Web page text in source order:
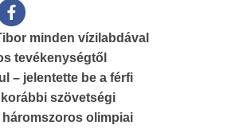
minden vízilabdával
tevékenységtől
– jelentette be a férfi
szövetségi
háromszoros olimpiai